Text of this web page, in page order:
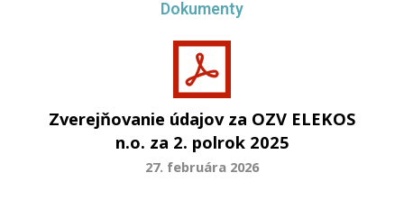
Dokumenty
Zverejňovanie údajov za OZV ELEKOS
n.o. za 2. polrok 2025
27. februára 2026